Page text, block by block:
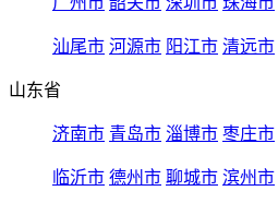
汕尾市 河源市 阳江市 清远市
山东省
济南市 青岛市 淄博市 枣庄市
临沂市 德州市 聊城市 滨州市